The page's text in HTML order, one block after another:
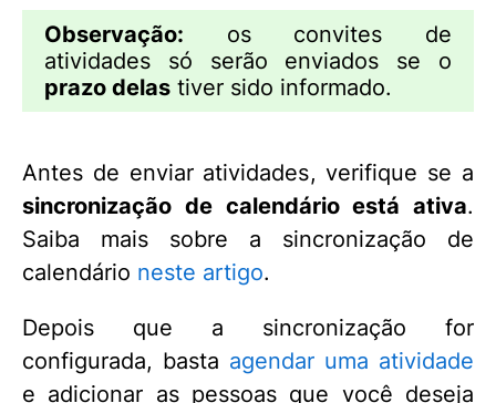
Observação: os convites de
atividades só serão enviados se o
prazo delas tiver sido informado.
Antes de enviar atividades, verifique se a
sincronização de calendário está ativa.
Saiba mais sobre a sincronização de
calendário neste artigo.
Depois que a sincronização for
configurada, basta agendar uma atividade
e adicionar as pessoas que você deseja